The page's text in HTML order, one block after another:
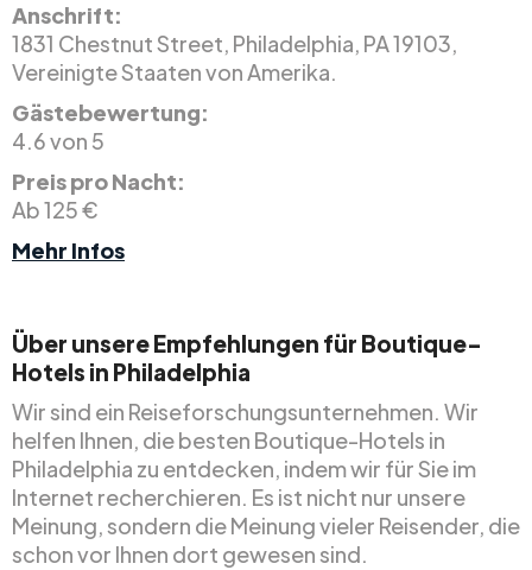
Anschrift:
1831 Chestnut Street, Philadelphia, PA 19103,
Vereinigte Staaten von Amerika.
Gästebewertung:
4.6 von 5
Preis pro Nacht:
Ab 125 €
Mehr Infos
Über unsere Empfehlungen für Boutique-
Hotels in Philadelphia
Wir sind ein Reiseforschungsunternehmen. Wir
helfen Ihnen, die besten Boutique-Hotels in
Philadelphia zu entdecken, indem wir für Sie im
Internet recherchieren. Es ist nicht nur unsere
Meinung, sondern die Meinung vieler Reisender, die
schon vor Ihnen dort gewesen sind.